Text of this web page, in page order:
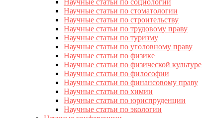
Научные статьи по социологии
Научные статьи по стоматологии
Научные статьи по строительству
Научные статьи по трудовому праву
Научные статьи по туризму
Научные статьи по уголовному праву
Научные статьи по физике
Научные статьи по физической культуре
Научные статьи по философии
Научные статьи по финансовому праву
Научные статьи по химии
Научные статьи по юриспруденции
Научные статьи по экологии